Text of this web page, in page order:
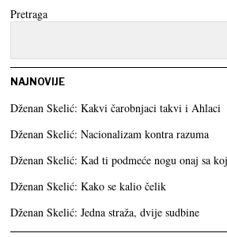
Pretraga
NAJNOVIJE
Dženan Skelić: Kakvi čarobnjaci takvi i Ahlaci
Dženan Skelić: Nacionalizam kontra razuma
Dženan Skelić: Kad ti podmeće nogu onaj sa
Dženan Skelić: Kako se kalio čelik
Dženan Skelić: Jedna straža, dvije sudbine